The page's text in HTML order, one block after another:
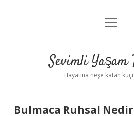
Anasayfa
Yasal Uyarı
menüyü
Sevimli Yaşam
Hayatına neşe katan
Bulmaca Ruhsal Nedir